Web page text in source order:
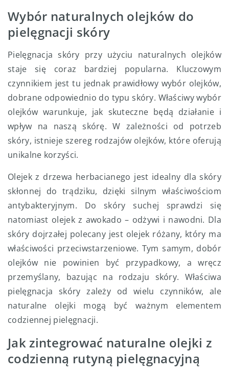
Wybór naturalnych olejków do
pielęgnacji skóry
Pielęgnacja skóry przy użyciu naturalnych olejków
staje się coraz bardziej popularna. Kluczowym
czynnikiem jest tu jednak prawidłowy wybór olejków,
dobrane odpowiednio do typu skóry. Właściwy wybór
olejków warunkuje, jak skuteczne będą działanie i
wpływ na naszą skórę. W zależności od potrzeb
skóry, istnieje szereg rodzajów olejków, które oferują
unikalne korzyści.
Olejek z drzewa herbacianego jest idealny dla skóry
skłonnej do trądziku, dzięki silnym właściwościom
antybakteryjnym. Do skóry suchej sprawdzi się
natomiast olejek z awokado – odżywi i nawodni. Dla
skóry dojrzałej polecany jest olejek różany, który ma
właściwości przeciwstarzeniowe. Tym samym, dobór
olejków nie powinien być przypadkowy, a wręcz
przemyślany, bazując na rodzaju skóry. Właściwa
pielęgnacja skóry zależy od wielu czynników, ale
naturalne olejki mogą być ważnym elementem
codziennej pielęgnacji.
Jak zintegrować naturalne olejki z
codzienną rutyną pielęgnacyjną